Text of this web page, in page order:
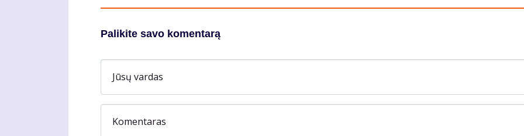
Palikite savo komentarą
Jūsų vardas
Komentaras